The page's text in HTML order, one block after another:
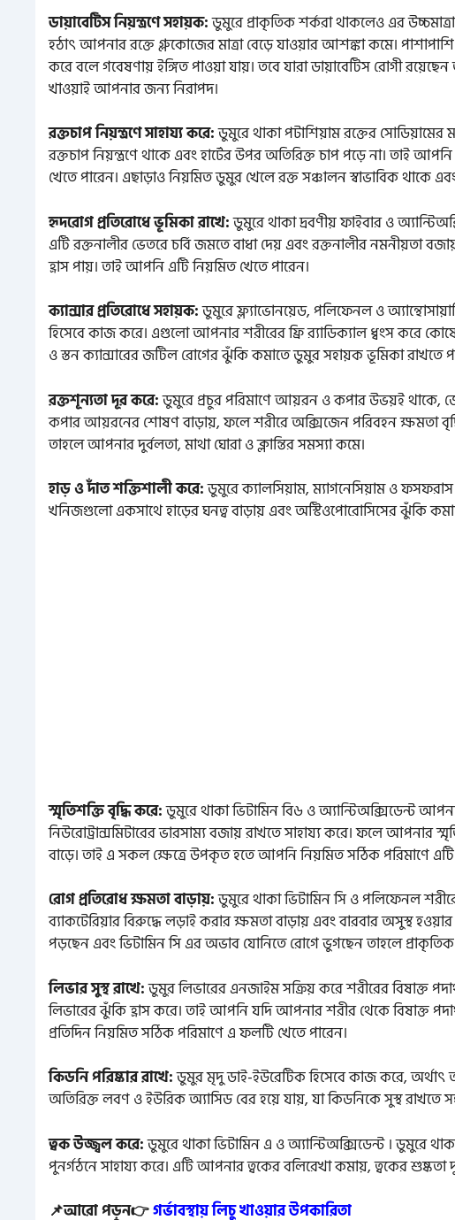
ডায়াবেটিস নিয়ন্ত্রণে সহায়ক:ডুমুরে প্রাকৃতিক শর্করা থাকলেও এর
হঠাৎ আপনার রক্তে গ্লুকোজের মাত্রা বেড়ে যাওয়ার আশঙ্কা কমে।
করে বলে গবেষণায় ইঙ্গিত পাওয়া যায়। তবে যারা ডায়াবেটিস রোগী
খাওয়াই আপনার জন্য নিরাপদ।
রক্তচাপ নিয়ন্ত্রণে সাহায্য করে:ডুমুরে থাকা পটাশিয়াম রক্তের সোডিয়ামের
রক্তচাপ নিয়ন্ত্রণে থাকে এবং হার্টের উপর অতিরিক্ত চাপ পড়ে না। তাই
খেতে পারেন। এছাড়াও নিয়মিত ডুমুর খেলে রক্ত সঞ্চালন স্বাভাবিক থাকে
হৃদরোগ প্রতিরোধে ভূমিকা রাখে:ডুমুরে থাকা দ্রবণীয় ফাইবার ও
এটি রক্তনালীর ভেতরে চর্বি জমতে বাধা দেয় এবং রক্তনালীর নমনীয়তা
হ্রাস পায়। তাই আপনি এটি নিয়মিত খেতে পারেন।
ক্যান্সার প্রতিরোধে সহায়ক:ডুমুরে ফ্ল্যাভোনয়েড, পলিফেনল ও
হিসেবে কাজ করে। এগুলো আপনার শরীরের ফ্রি র‌্যাডিক্যাল ধ্বংস করে
ও স্তন ক্যান্সারের জটিল রোগের ঝুঁকি কমাতে ডুমুর সহায়ক ভূমিকা রাখতে
রক্তশূন্যতা দূর করে:ডুমুরে প্রচুর পরিমাণে আয়রন ও কপার উভয়ই থাকে,
কপার আয়রনের শোষণ বাড়ায়, ফলে শরীরে অক্সিজেন পরিবহন ক্ষমতা
তাহলে আপনার দুর্বলতা, মাথা ঘোরা ও ক্লান্তির সমস্যা কমে।
হাড় ও দাঁত শক্তিশালী করে:ডুমুরে ক্যালসিয়াম, ম্যাগনেসিয়াম ও
খনিজগুলো একসাথে হাড়ের ঘনত্ব বাড়ায় এবং অস্টিওপোরোসিসের ঝুঁকি
স্মৃতিশক্তি বৃদ্ধি করে:ডুমুরে থাকা ভিটামিন বি৬ ও অ্যান্টিঅক্সিডেন্ট
নিউরোট্রান্সমিটারের ভারসাম্য বজায় রাখতে সাহায্য করে। ফলে আপনার
বাড়ে। তাই এ সকল ক্ষেত্রে উপকৃত হতে আপনি নিয়মিত সঠিক পরিমাণে এটি
রোগ প্রতিরোধ ক্ষমতা বাড়ায়:ডুমুরে থাকা ভিটামিন সি ও পলিফেনল
ব্যাকটেরিয়ার বিরুদ্ধে লড়াই করার ক্ষমতা বাড়ায় এবং বারবার অসুস্থ
পড়ছেন এবং ভিটামিন সি এর অভাব যোনিতে রোগে ভুগছেন তাহলে
লিভার সুস্থ রাখে:ডুমুর লিভারের এনজাইম সক্রিয় করে শরীরের বিষাক্ত
লিভারের ঝুঁকি হ্রাস করে। তাই আপনি যদি আপনার শরীর থেকে বিষাক্ত
প্রতিদিন নিয়মিত সঠিক পরিমাণে এ ফলটি খেতে পারেন।
কিডনি পরিষ্কার রাখে:ডুমুর মৃদু ডাই-ইউরেটিক হিসেবে কাজ করে, অর্থাৎ
অতিরিক্ত লবণ ও ইউরিক অ্যাসিড বের হয়ে যায়, যা কিডনিকে সুস্থ রাখতে
ত্বক উজ্জ্বল করে:ডুমুরে থাকা ভিটামিন এ ও অ্যান্টিঅক্সিডেন্ট । ডুমুরে
পুনর্গঠনে সাহায্য করে। এটি আপনার ত্বকের বলিরেখা কমায়, ত্বকের
📌আরো পড়ুন👉গর্ভাবস্থায় লিচু খাওয়ার উপকারিতা